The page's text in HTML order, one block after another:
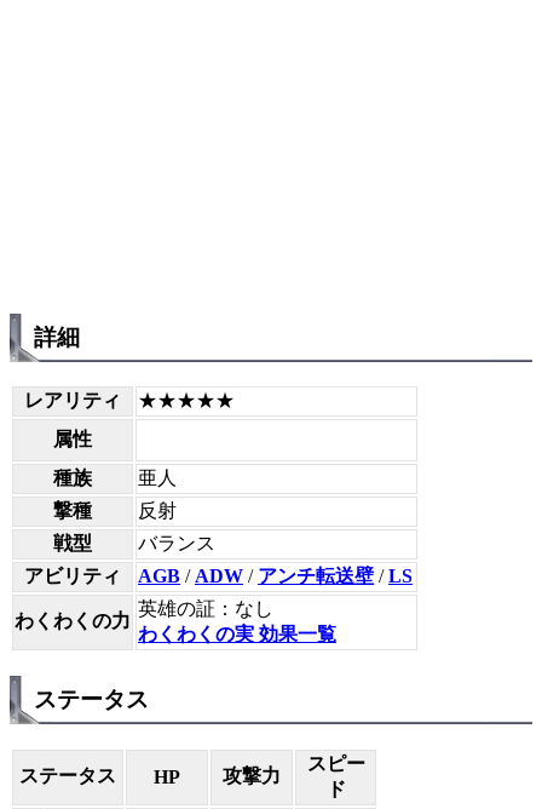
詳細
レアリティ
★★★★★
属性
種族
亜人
撃種
反射
戦型
バランス
アビリティ
AGB /ADW / アンチ転送壁 /LS
わくわくの力
英雄の証：なし
わくわくの実 効果一覧
ステータス
ステータス HP 攻撃力
スピー
ド